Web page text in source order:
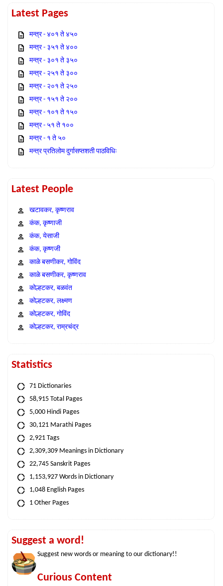
Latest Pages
मन्त्र - ४०१ ते ४५०
मन्त्र - ३५१ ते ४००
मन्त्र - ३०१ ते ३५०
मन्त्र - २५१ ते ३००
मन्त्र - २०१ ते २५०
मन्त्र - १५१ ते २००
मन्त्र - १०१ ते १५०
मन्त्र - ५१ ते १००
मन्त्र - १ ते ५०
मन्त्र प्रतिलोम दुर्गासप्तशती पाठविधिः
Latest People
खटावकर, कृष्णराव
कंक, कृष्णाजी
कंक, येसाजी
कंक, कृष्णजी
काळे बसणीकर, गोविंद
काळे बसणीकर, कृष्णराव
कोल्हटकर, बळवंत
कोल्हटकर, लक्ष्मण
कोल्हटकर, गोविंद
कोल्हटकर, राम्रचंद्र
Statistics
71 Dictionaries
58,915 Total Pages
5,000 Hindi Pages
30,121 Marathi Pages
2,921 Tags
2,309,309 Meanings in Dictionary
22,745 Sanskrit Pages
1,153,927 Words in Dictionary
1,048 English Pages
1 Other Pages
Suggest a word!
Suggest new words or meaning to our dictionary!!
Curious Content